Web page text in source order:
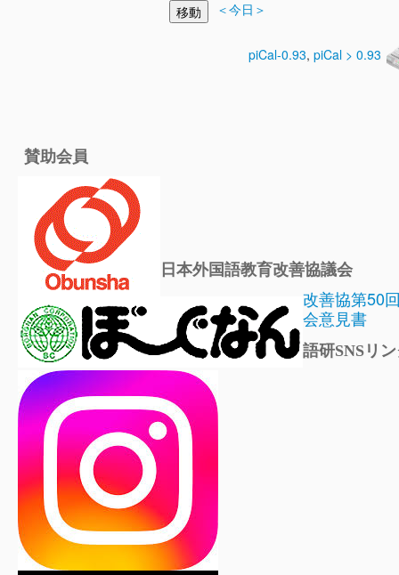
＜今日＞
piCal-0.93, piCal > 0.93
賛助会員
日本外国語教育改善協議会
改善協第50
会意見書
語研SNSリ